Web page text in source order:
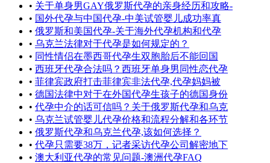
• 关于单身男GAY俄罗斯代孕的亲身经历和攻略-
• 国外代孕与中国代孕-中美试管婴儿成功率真
• 俄罗斯和美国代孕-关于海外代孕机构和代孕
• 乌克兰法律对于代孕是如何规定的？
• 同性情侣在墨西哥代孕生双胞胎后不能回国
• 西班牙代孕合法吗？西班牙单身男同性恋代孕
• 菲律宾政府打击菲律宾非法代孕,代孕妈妈被
• 德国法律中对于在外国代孕生孩子的德国身份
• 代孕中介的话可信吗？关于俄罗斯代孕和乌克
• 乌克兰试管婴儿代孕价格和流程分解和各环节
• 俄罗斯代孕和乌克兰代孕,该如何选择？
• 代孕只需要38万，记者采访代孕公司解密地下
• 澳大利亚代孕的常见问题-澳洲代孕FAQ